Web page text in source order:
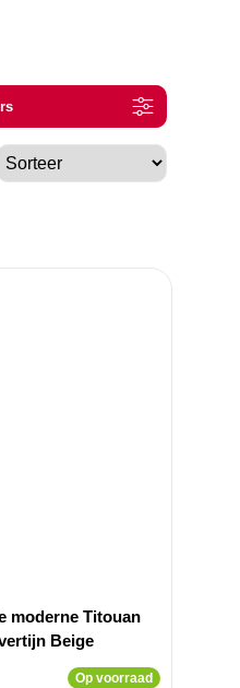
moderne Titouan
Beige
Op voorraad